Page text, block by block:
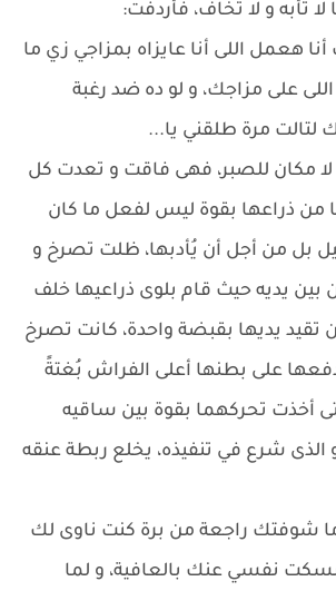
لا تأبه و لا تخاف، فأردفت:
هعمل اللى أنا عايزاه بمزاجي زي ما
على مزاجك، و لو ده ضد رغبة
لتالت مرة طلقني يا...
مكان للصبر، فهى فاقت و تعدت كل
من ذراعها بقوة ليس لفعل ما كان
بل من أجل أن يُأدبها، ظلت تصرخ و
يديه حيث قام بلوى ذراعيها خلف
يديها بقبضة واحدة، كانت تصرخ
دفعها على بطنها أعلى الفراش بُغتةً
أخذت تحركهما بقوة بين ساقيه
و الذى شرع في تنفيذه، يخلع ربطة عنقه
شوفتك راجعة من برة كنت ناوى لك
نفسي عنك بالعافية، و لما